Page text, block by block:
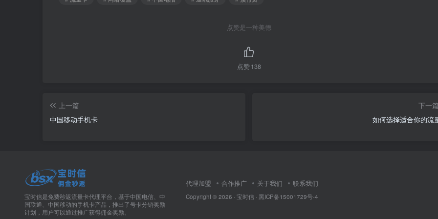
点赞是一种美德
点赞138
上一篇
中国移动手机卡
下一
如何选择适合你的流
宝时信是免费秒返流量卡代理平台，基于中国电信、中
国联通、中国移动的手机卡产品，推出了号卡分销奖励
计划，用户可以通过推广获得佣金奖励。
代理加盟 合作推广 关于我们 联系我们
Copyright © 2026 · 宝时信 · 黑ICP备15001729号-4